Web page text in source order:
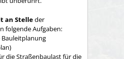
an Stelleder
folgende Aufgaben:
die Straßenbaulast für die